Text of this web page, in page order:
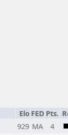
Elo FED Pts.
929 MA
4